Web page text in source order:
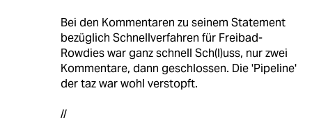
Bei den Kommentaren zu seinem Statement
bezüglich Schnellverfahren für Freibad-
Rowdies war ganz schnell Sch(l)uss, nur zwei
Kommentare, dann geschlossen. Die 'Pipeline'
der taz war wohl verstopft.
//